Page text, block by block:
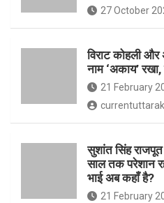
27 October
विराट कोहली
नाम ‘अकाय’
21 February
सुशांत सिंह
साल तक परेशान
भाई अब कहाँ है?
21 February